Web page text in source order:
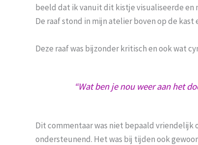
beeld dat ik vanuit dit kistje visualiseerde en
De raaf stond in mijn atelier boven op de
Deze raaf was bijzonder kritisch en ook wat
“Wat ben je nou weer aan het
Dit commentaar was niet bepaald vriendelijk
ondersteunend. Het was bij tijden ook